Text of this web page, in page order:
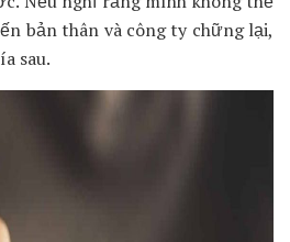
bản thân và công ty chững lại,
sau.